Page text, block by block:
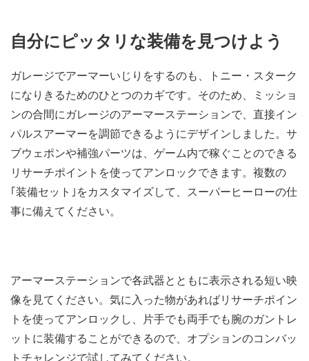
自分にピッタリな装備を見つけよう
ガレージでアーマーいじりをするのも、トニー・スターク
になりきるためのひとつのカギです。そのため、ミッショ
ンの合間にガレージのアーマーステーションで、直接イン
パルスアーマーを調節できるようにデザインしました。サ
ブウェポンや補強パーツは、ゲーム内で稼ぐことのできる
リサーチポイントを使ってアンロックできます。複数の
｢装備セット｣をカスタマイズして、スーパーヒーローの仕
事に備えてください。
アーマーステーションで各武器とともに表示される短い映
像を見てください。気に入った物があればリサーチポイン
トを使ってアンロックし、片手でも両手でも腕のガントレ
ットに装備することができるので、オプションのコンバッ
トチャレンジで試してみてください。